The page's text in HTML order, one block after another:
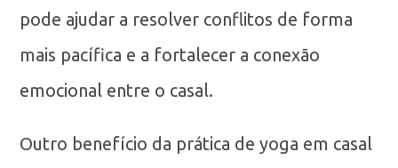
pode ajudar a resolver conflitos de forma
mais pacífica e a fortalecer a conexão
emocional entre o casal.
Outro benefício da prática de yoga em casal